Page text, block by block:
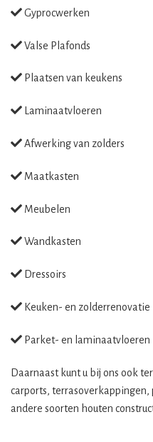
Gyprocwerken
Valse Plafonds
Plaatsen van keukens
Laminaatvloeren
Afwerking van zolders
Maatkasten
Meubelen
Wandkasten
Dressoirs
Keuken- en zolderrenovatie
Parket- en laminaatvloeren
Daarnaast kunt u bij ons ook
carports, terrasoverkappingen,
andere soorten houten